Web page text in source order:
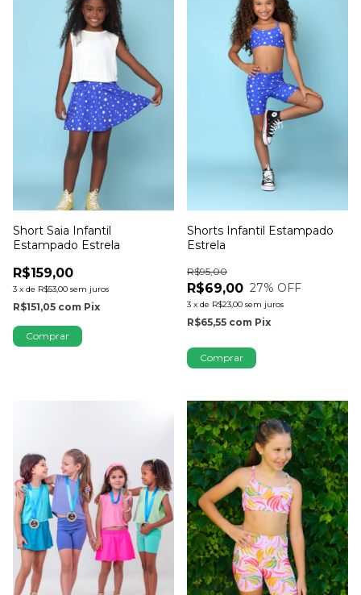
Short Saia Infantil
Estampado Estrela
R$159,00
3 x de R$53,00 sem juros
R$151,05 com Pix
Comprar
Shorts Infantil Estampado
Estrela
R$69,00
R$95,00
27% OFF
3 x de R$23,00 sem juros
R$65,55 com Pix
Comprar